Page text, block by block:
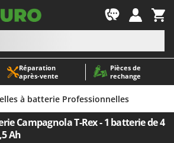
Réparation
après‑vente
Pièces de
rechange
tracteurs tondeuses autoportés
pour gazon
pommes de terre pour tracteur
à batterie Professionnelles
Campagnola T-Rex - 1 batterie de 4
Ah